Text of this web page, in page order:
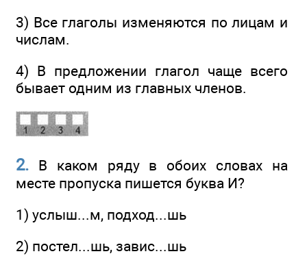
3) Все глаголы изменяются по лицам и
числам.
4) В предложении глагол чаще всего
бывает одним из главных членов.
2. В каком ряду в обоих словах на
месте пропуска пишется буква И?
1) услыш...м, подход...шь
2) постел...шь, завис...шь